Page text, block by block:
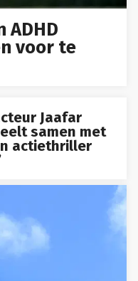
ADHD
voor te
Jaafar
samen met
actiethriller